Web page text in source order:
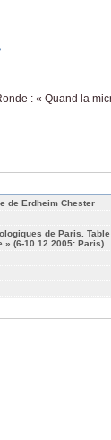
: « Quand la
de Erdheim Chester
de Paris.
(6-10.12.2005: Paris)